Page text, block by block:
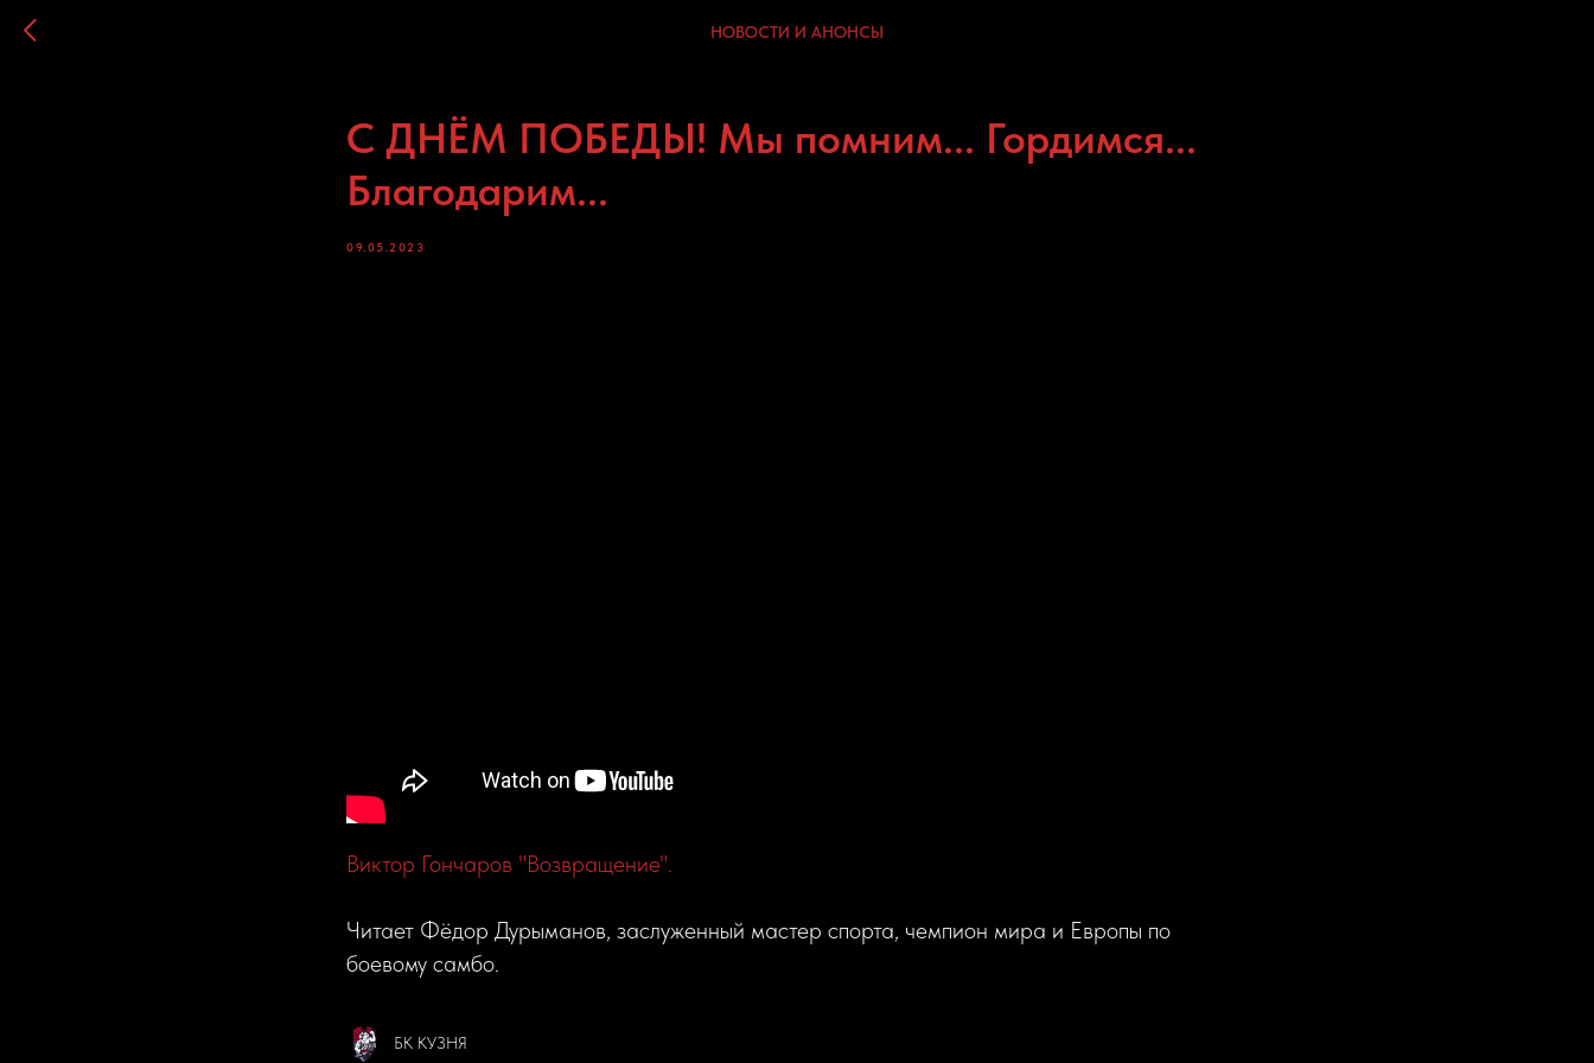
НОВОСТИ И АНОНСЫ
С ДНЁМ ПОБЕДЫ! Мы помним... Гордимся...
Благодарим...
09.05.2023
Виктор Гончаров "Возвращение".
Читает Фёдор Дурыманов, заслуженный мастер спорта, чемпион мира и Европы по
боевому самбо.
БК КУЗНЯ